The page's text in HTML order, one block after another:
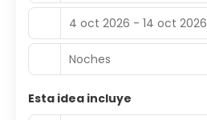
4 oct 2026 - 14 oct 2026
Noches
Esta idea incluye